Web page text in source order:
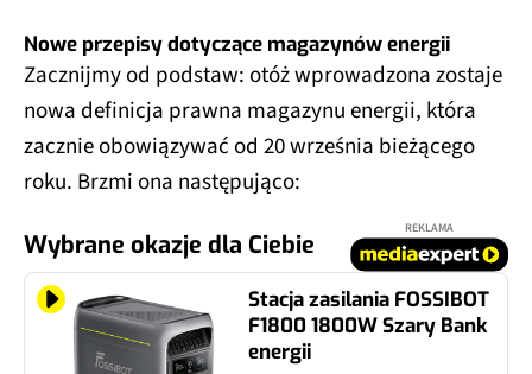
Nowe przepisy dotyczące magazynów energii
Zacznijmy od podstaw: otóż wprowadzona zostaje
nowa definicja prawna magazynu energii, która
zacznie obowiązywać od 20 września bieżącego
roku. Brzmi ona następująco:
Wybrane okazje dla Ciebie
REKLAMA
Stacja zasilania FOSSIBOT
F1800 1800W Szary Bank
energii